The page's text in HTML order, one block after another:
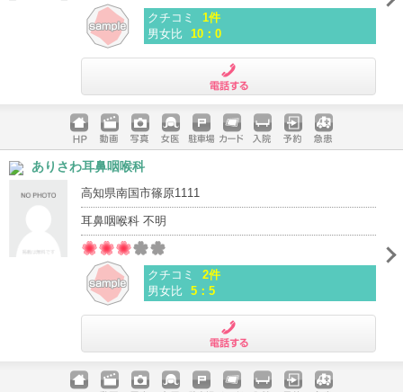
クチコミ
1件
男女比 10：0
ホームペ
ージ
動画 写真 女医 駐車場
クレジッ
入院 予約 急患
ありさわ耳鼻咽喉科
高知県南国市篠原1111
耳鼻咽喉科 不明
クチコミ
2件
男女比 5：5